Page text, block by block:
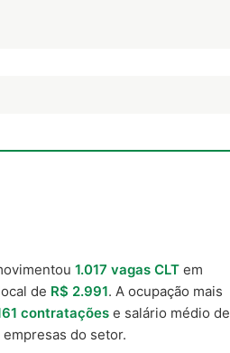
1.017 vagas CLT em
de R$ 2.991. A ocupação mais
contratações e salário médio de
do setor.